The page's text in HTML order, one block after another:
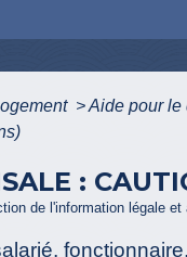
>Aide pour le
:
de l'information légale